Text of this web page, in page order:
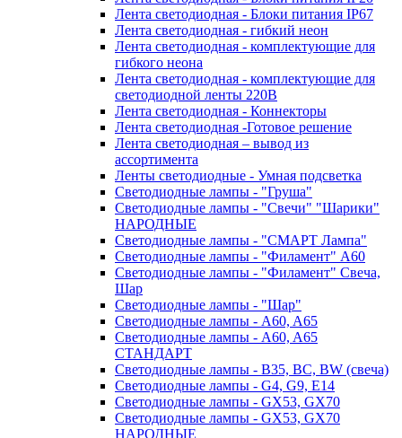
Лента светодиодная - Блоки питания IP67
Лента светодиодная - гибкий неон
Лента светодиодная - комплектующие для
гибкого неона
Лента светодиодная - комплектующие для
светодиодной ленты 220В
Лента светодиодная - Коннекторы
Лента светодиодная -Готовое решение
Лента светодиодная – вывод из
ассортимента
Ленты светодиодные - Умная подсветка
Светодиодные лампы - "Груша"
Светодиодные лампы - "Свечи" "Шарики"
НАРОДНЫЕ
Светодиодные лампы - "СМАРТ Лампа"
Светодиодные лампы - "Филамент" A60
Светодиодные лампы - "Филамент" Свеча,
Шар
Светодиодные лампы - "Шар"
Светодиодные лампы - A60, A65
Светодиодные лампы - A60, A65
СТАНДАРТ
Светодиодные лампы - B35, BC, BW (свеча)
Светодиодные лампы - G4, G9, Е14
Светодиодные лампы - GX53, GX70
Светодиодные лампы - GX53, GX70
НАРОДНЫЕ